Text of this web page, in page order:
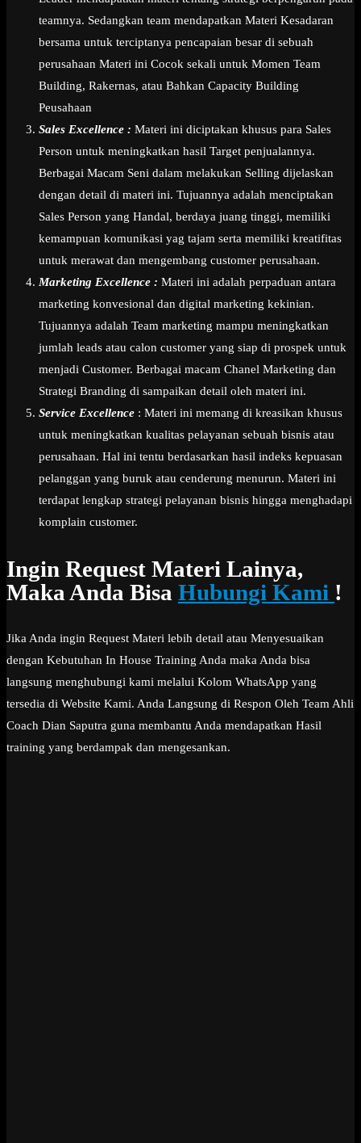
teamnya. Sedangkan team mendapatkan Materi Kesadaran
bersama untuk terciptanya pencapaian besar di sebuah
perusahaan Materi ini Cocok sekali untuk Momen Team
Building, Rakernas, atau Bahkan Capacity Building
Peusahaan
Sales Excellence : Materi ini diciptakan khusus para Sales
Person untuk meningkatkan hasil Target penjualannya.
Berbagai Macam Seni dalam melakukan Selling dijelaskan
dengan detail di materi ini. Tujuannya adalah menciptakan
Sales Person yang Handal, berdaya juang tinggi, memiliki
kemampuan komunikasi yag tajam serta memiliki kreatifitas
untuk merawat dan mengembang customer perusahaan.
Marketing Excellence : Materi ini adalah perpaduan antara
marketing konvesional dan digital marketing kekinian.
Tujuannya adalah Team marketing mampu meningkatkan
jumlah leads atau calon customer yang siap di prospek untuk
menjadi Customer. Berbagai macam Chanel Marketing dan
Strategi Branding di sampaikan detail oleh materi ini.
Service Excellence : Materi ini memang di kreasikan khusus
untuk meningkatkan kualitas pelayanan sebuah bisnis atau
perusahaan. Hal ini tentu berdasarkan hasil indeks kepuasan
pelanggan yang buruk atau cenderung menurun. Materi ini
terdapat lengkap strategi pelayanan bisnis hingga menghadapi
komplain customer.
Ingin Request Materi Lainya,
Maka Anda Bisa Hubungi Kami !
Jika Anda ingin Request Materi lebih detail atau Menyesuaikan
dengan Kebutuhan In House Training Anda maka Anda bisa
langsung menghubungi kami melalui Kolom WhatsApp yang
tersedia di Website Kami. Anda Langsung di Respon Oleh Team Ahli
Coach Dian Saputra guna membantu Anda mendapatkan Hasil
training yang berdampak dan mengesankan.